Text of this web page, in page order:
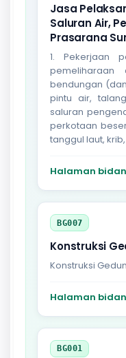
Jasa
Saluran Air,
Prasarana
1. Pekerjaan
pemeliharaan
bendungan
pintu air,
saluran
perkotaan
tanggul laut,
Halaman
BG007
Konstruksi
Konstruksi
Halaman
BG001